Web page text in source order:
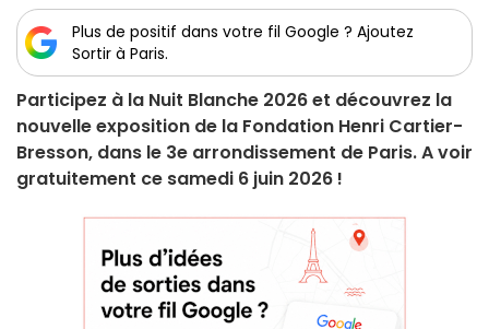
Plus de positif dans votre fil Google ? Ajoutez
Sortir à Paris.
Participez à la Nuit Blanche 2026 et découvrez la
nouvelle exposition de la Fondation Henri Cartier-
Bresson, dans le 3e arrondissement de Paris. A voir
gratuitement ce samedi 6 juin 2026 !